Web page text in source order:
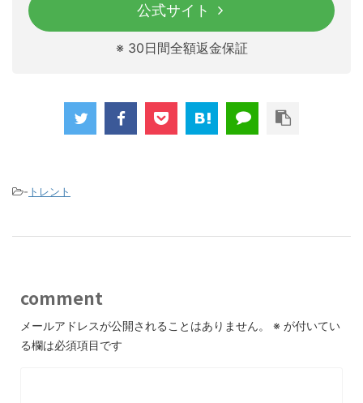
公式サイト
※ 30日間全額返金保証
- トレント
comment
メールアドレスが公開されることはありません。 ※ が付いてい
る欄は必須項目です